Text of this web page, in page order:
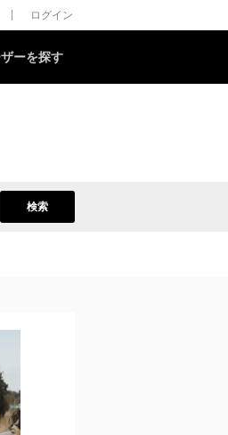
ログイン
ーを探す
検索